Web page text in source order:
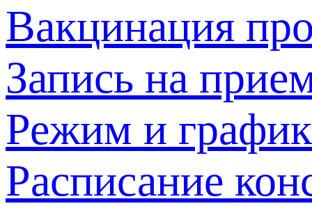
Вакцинация
Запись на
Режим и
Расписание